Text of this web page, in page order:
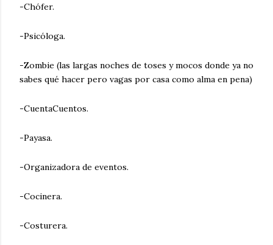
-Chófer.
-Psicóloga.
-Zombie (las largas noches de toses y mocos donde ya no
sabes qué hacer pero vagas por casa como alma en pena)
-CuentaCuentos.
-Payasa.
-Organizadora de eventos.
-Cocinera.
-Costurera.